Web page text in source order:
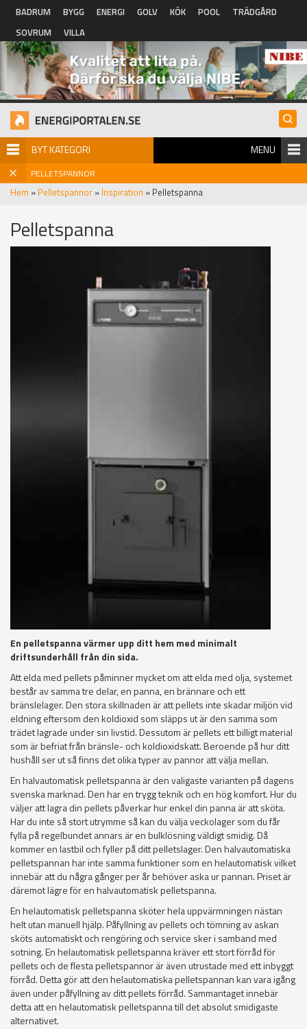
Hoppa till huvudinnehåll
BADRUM BYGG ENERGI GOLV KÖK POOL
TRÄDGÅRD
SOVRUM
VILLA
BYT KATEGORI MENU
PELLETSPANNOR
Hem » Pelletspannor » Inspiration » Pelletspanna
Pelletspanna
En pelletspanna värmer upp ditt hem med minimalt
driftsunderhåll från din sida.
Att elda med pellets påminner mycket om att elda med olja, systemet
består av samma tre delar, en panna, en brännare och ett
bränslelager. Den stora skillnaden är att pellets inte skadar miljön vid
eldning eftersom den koldioxid som släpps ut är den samma som
trädet lagrade under sin livstid. Dessutom är pellets ett billigt material
som är befriat från bränsle- och koldioxidskatt. Beroende på hur ditt
hushåll ser ut så finns det olika typer av pannor att välja mellan.
En halvautomatisk pelletspanna är den valigaste varianten på dagens
svenska marknad. Den har en trygg teknik och en hög komfort. Hur du
väljer att lagra din pellets påverkar hur enkel din panna är att sköta.
Har du inte så stort utrymme så kan du välja veckolager som du får
fylla på regelbundet annars är en bulklösning väldigt smidig. Då
kommer en lastbil och fyller på ditt pelletslager. Den halvautomatiska
pelletspannan har inte samma funktioner som en helautomatisk vilket
innebär att du några gånger per år behöver aska ur pannan. Priset är
däremot lägre för en halvautomatisk pelletspanna.
En helautomatisk pelletspanna sköter hela uppvärmningen nästan
helt utan manuell hjälp. Påfyllning av pellets och tömning av askan
sköts automatiskt och rengöring och service sker i samband med
sotning. En helautomatisk pelletspanna kräver ett stort förråd för
pellets och de flesta pelletspannor är även utrustade med ett inbyggt
förråd. Detta gör att den helautomatiska pelletspannan kan vara igång
även under påfyllning av ditt pellets förråd. Sammantaget innebär
detta att en helautomatisk pelletspanna till det absolut smidigaste
alternativet.